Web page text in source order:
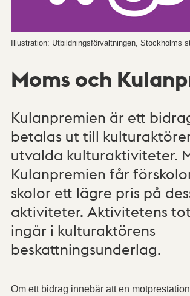
Illustration: Utbildningsförvaltningen, Stockholms
Moms och
Kulanpremien är ett
betalas ut till
utvalda kulturaktiviteter.
Kulanpremien får
skolor ett lägre pris på
aktiviteter. Aktivitetens
ingår i kulturaktörens
beskattningsunderlag.
Om ett bidrag innebär att en